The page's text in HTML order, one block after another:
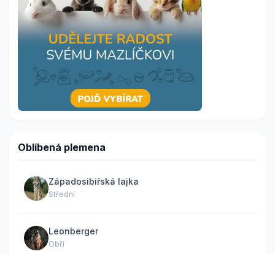
Oblíbená plemena
Západosibiřská lajka
Střední
Leonberger
Obří